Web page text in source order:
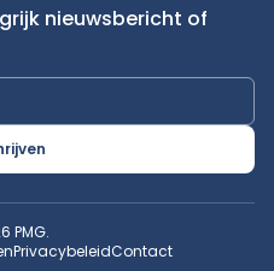
nieuwsbericht of
PMG.
PrivacybeleidContact